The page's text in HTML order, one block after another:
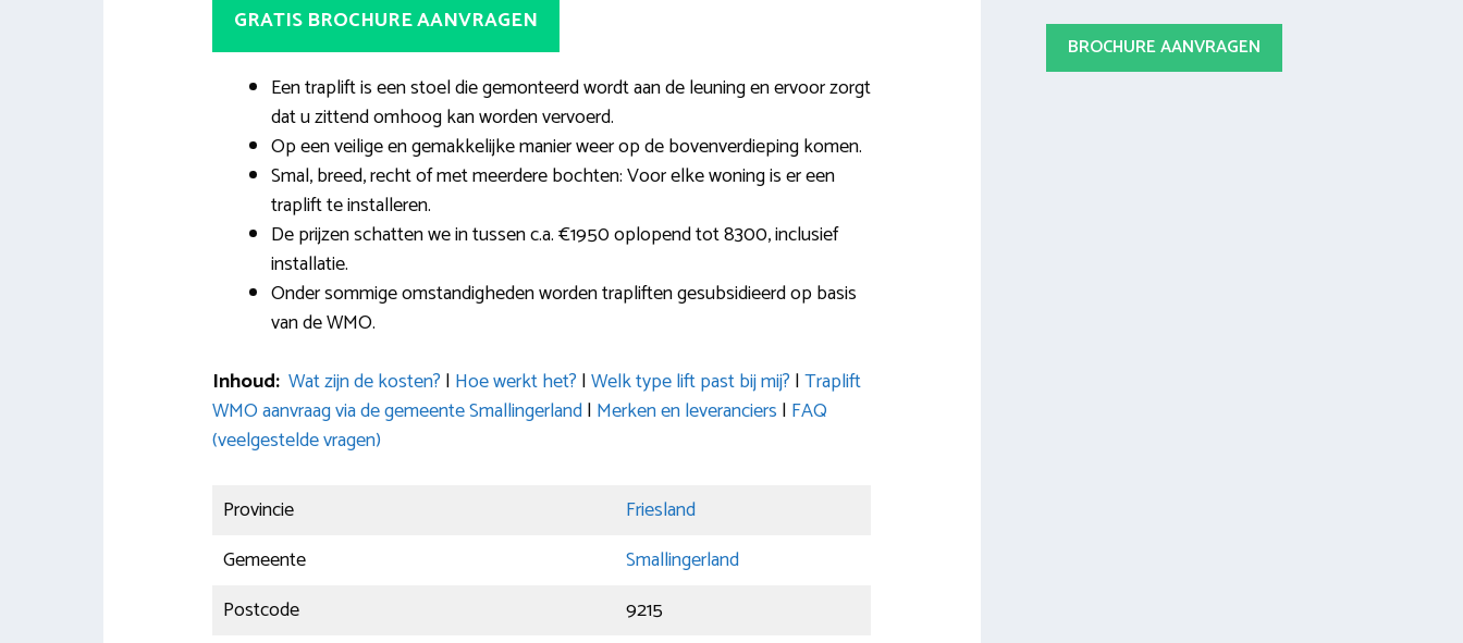
GRATIS BROCHURE AANVRAGEN
Een traplift is een stoel die gemonteerd wordt aan de leuning en ervoor zorgt
dat u zittend omhoog kan worden vervoerd.
Op een veilige en gemakkelijke manier weer op de bovenverdieping komen.
Smal, breed, recht of met meerdere bochten: Voor elke woning is er een
traplift te installeren.
De prijzen schatten we in tussen c.a. €1950 oplopend tot 8300, inclusief
installatie.
Onder sommige omstandigheden worden trapliften gesubsidieerd op basis
van de WMO.
Inhoud: Wat zijn de kosten? | Hoe werkt het? |Welk type lift past bij mij? |Traplift
WMO aanvraag via de gemeente Smallingerland| Merken en leveranciers | FAQ
(veelgestelde vragen)
Provincie
Friesland
Gemeente
Smallingerland
Postcode
9215
BROCHURE AANVRAGEN